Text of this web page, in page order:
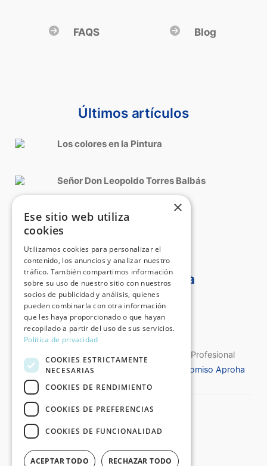
FAQS Blog
Últimos artículos
Los colores en la Pintura
Señor Don Leopoldo Torres Balbás
Roma, Cinquecento italiano
Certificado Aproha
Certificado de Calidad de la Asociación Profesional
Española de Historiadores del Arte
Compromiso Aproha
©2026 Destino Arte®
Todos los derechos reservados
×
Ese sitio web utiliza
cookies
Utilizamos cookies para personalizar el
contenido, los anuncios y analizar nuestro
tráfico. También compartimos información
sobre su uso de nuestro sitio con nuestros
socios de publicidad y análisis, quienes
pueden combinarla con otra información
que les haya proporcionado o que hayan
recopilado a partir del uso de sus servicios.
Política de privacidad
COOKIES ESTRICTAMENTE
NECESARIAS
COOKIES DE RENDIMIENTO
COOKIES DE PREFERENCIAS
COOKIES DE FUNCIONALIDAD
ACEPTAR TODO RECHAZAR TODO